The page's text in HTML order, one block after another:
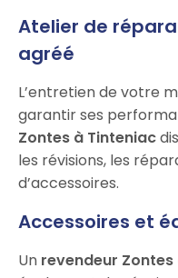
Atelier de
agréé
L’entretien de votre
garantir ses
Zontes à Tinteniac
les révisions, les
d’accessoires.
Accessoires et
Un revendeur